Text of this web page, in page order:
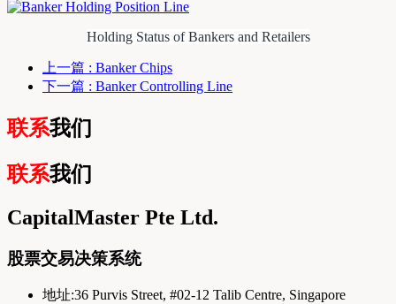
Holding Status of Bankers and Retailers
上一篇 : Banker Chips
下一篇 : Banker Controlling Line
联系我们
联系我们
CapitalMaster Pte Ltd.
股票交易决策系统
地址:36 Purvis Street, #02-12 Talib Centre, Singapore